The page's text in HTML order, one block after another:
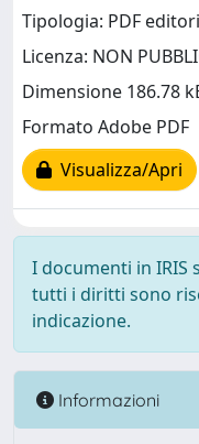
Tipologia: PDF
Licenza: NON
Dimensione 186.78
Formato Adobe PDF
Visualizza/Apri
I documenti in
tutti i diritti sono
indicazione.
Informazioni